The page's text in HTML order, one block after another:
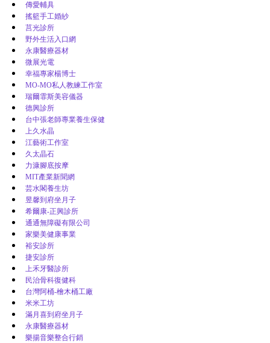
傳愛輔具
搖籃手工婚紗
莒光診所
野外生活入口網
永康醫療器材
微展光電
幸福專家楊博士
MO-MO私人教練工作室
瑞爾霏斯美容儀器
德興診所
台中張老師專業養生保健
上久水晶
江藝術工作室
久太晶石
力漮腳底按摩
MIT產業新聞網
芸水閣養生坊
昱馨到府坐月子
希爾康-正興診所
通通無障礙有限公司
家樂美健康事業
裕安診所
捷安診所
上禾牙醫診所
民治骨科復健科
台灣阿桶-檜木桶工廠
米米工坊
滿月喜到府坐月子
永康醫療器材
樂揚音樂整合行銷